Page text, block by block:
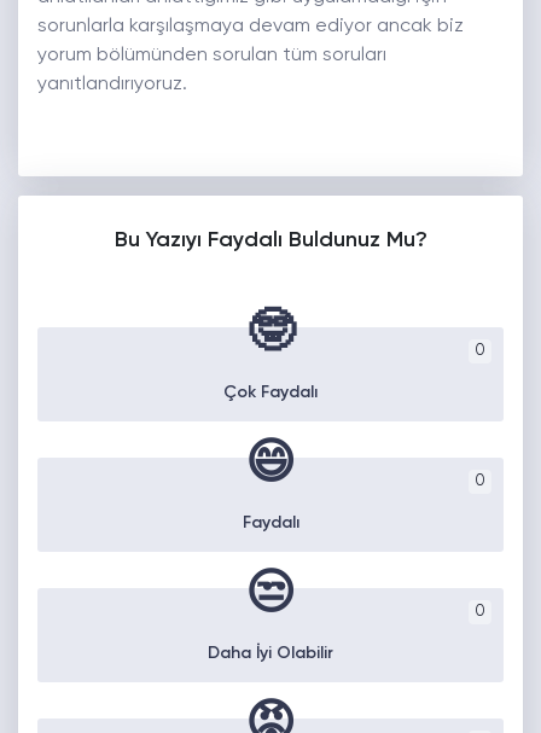
sorunlarla karşılaşmaya devam ediyor ancak biz
yorum bölümünden sorulan tüm soruları
yanıtlandırıyoruz.
Bu Yazıyı Faydalı Buldunuz Mu?
0
🤓
Çok Faydalı
0
😄
Faydalı
0
😒
Daha İyi Olabilir